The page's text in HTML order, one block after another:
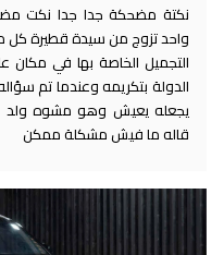
نكتة مضحكة جدا جدا نكت
واحد تزوج من سيدة قطيرة
التجميل الخاصة بها في
الدولة بتكريمه وعندما تم
يجعله يعيش وهو مشوه ولد
قاله ما فيش مشكلة ممكن